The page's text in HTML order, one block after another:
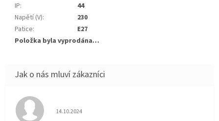
IP:
44
Napětí (V):
230
Patice:
E27
Položka byla vyprodána…
Hodnocení obchodu je 5 z 5 hvězdiček.
14.10.2024